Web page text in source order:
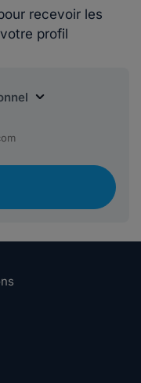
recevoir les
profil